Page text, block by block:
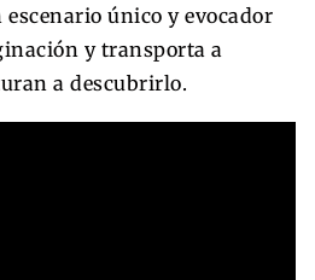
único y evocador
y transporta a
a descubrirlo.